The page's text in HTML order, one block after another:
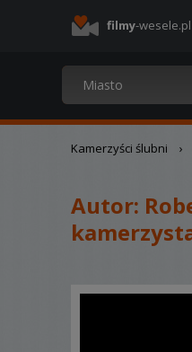
filmy-wesele.pl
Kamerzyści ślubni ›
Autor: